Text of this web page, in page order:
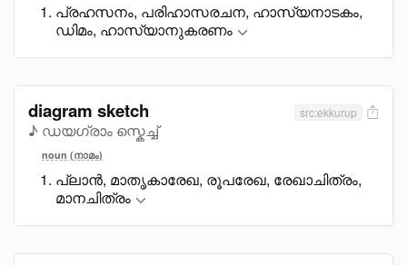
പ്രഹസനം, പരിഹാസരചന, ഹാസ്യനാടകം,
ഡിമം, ഹാസ്യാനുകരണം
diagram sketch
♪ ഡയഗ്രാം സ്കെച്ച്
src:ekkurup
noun (നാമം)
പ്ലാൻ, മാതൃകാരേഖ, രൂപരേഖ, രേഖാചിത്രം,
മാനചിത്രം